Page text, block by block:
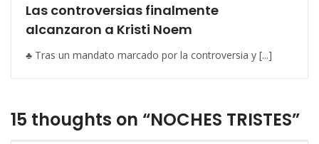
Las controversias finalmente
alcanzaron a Kristi Noem
♣ Tras un mandato marcado por la controversia y [...]
15 thoughts on “NOCHES TRISTES”